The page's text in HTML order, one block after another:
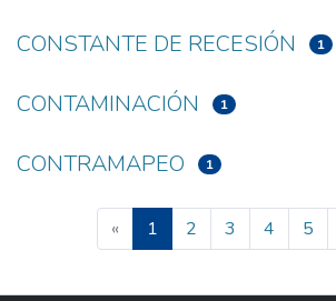
CONSTANTE DE RECESIÓN 1
CONTAMINACIÓN 1
CONTRAMAPEO 1
« 1(current)
2 3 4 5